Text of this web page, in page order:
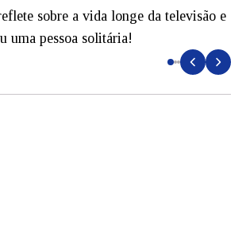
sobre a vida longe da televisão e
uma pessoa solitária!